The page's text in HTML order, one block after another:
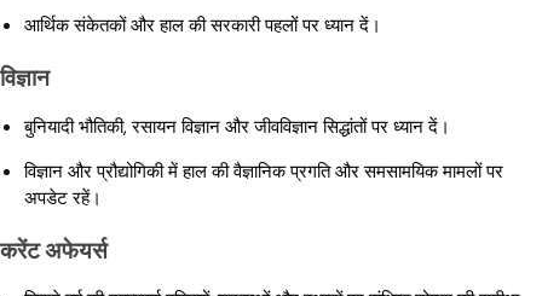
आर्थिक संकेतकों और हाल की सरकारी पहलों पर ध्यान दें।
विज्ञान
बुनियादी भौतिकी, रसायन विज्ञान और जीवविज्ञान सिद्धांतों पर ध्यान दें।
विज्ञान और प्रौद्योगिकी में हाल की वैज्ञानिक प्रगति और समसामयिक मामलों पर
अपडेट रहें।
करेंट अफेयर्स